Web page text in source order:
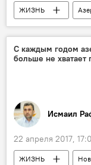
ЖИЗНЬ
Новости
Эльхан Мамедов
Фаншоп
С каждым годом
больше не
Исмаил
22 апреля 2017,
ЖИЗНЬ